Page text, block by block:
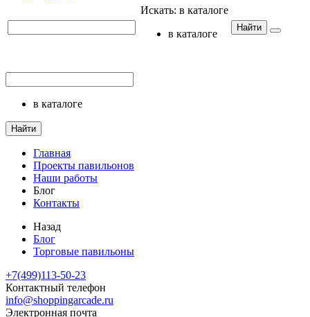
Искать: в каталоге
в каталоге
Найти
в каталоге
Найти
Главная
Проекты павильонов
Наши работы
Блог
Контакты
Назад
Блог
Торговые павильоны
+7(499)113-50-23
Контактный телефон
info@shoppingarcade.ru
Электронная почта